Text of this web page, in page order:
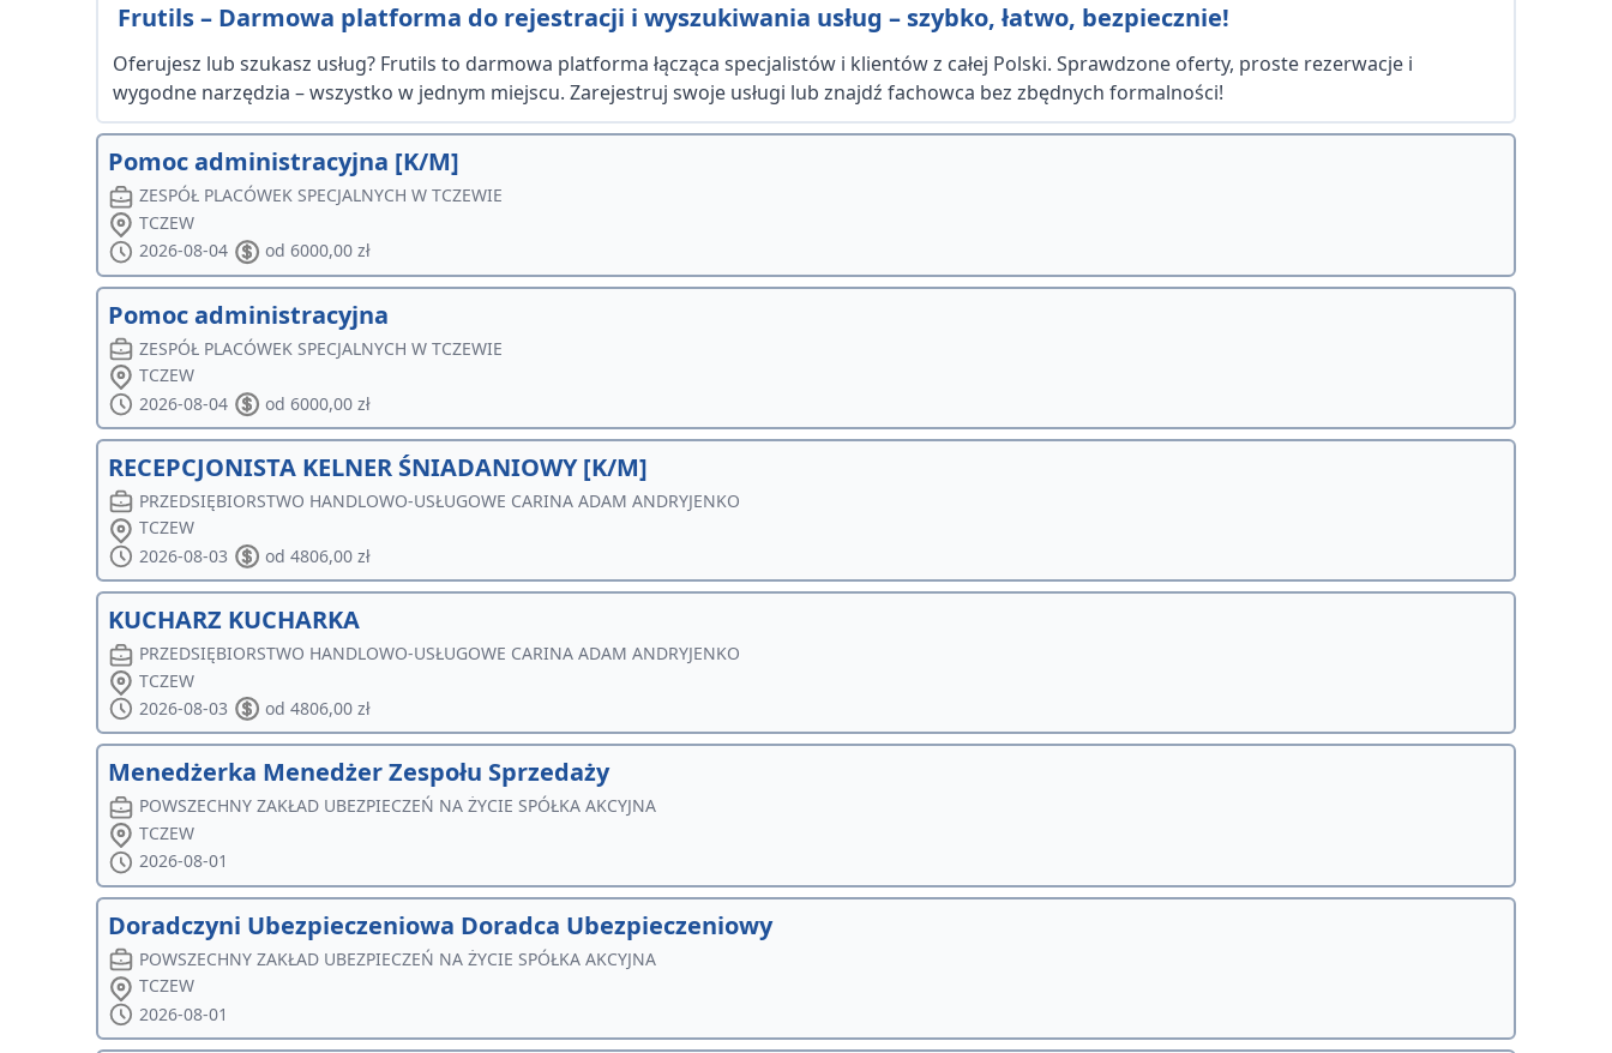
Frutils – Darmowa platforma do rejestracji i wyszukiwania usług – szybko, łatwo, bezpiecznie!
Oferujesz lub szukasz usług? Frutils to darmowa platforma łącząca specjalistów i klientów z całej Polski. Sprawdzone oferty, proste rezerwacje i
wygodne narzędzia – wszystko w jednym miejscu. Zarejestruj swoje usługi lub znajdź fachowca bez zbędnych formalności!
Pomoc administracyjna [K/M]
ZESPÓŁ PLACÓWEK SPECJALNYCH W TCZEWIE
TCZEW
2026-08-04
od 6000,00 zł
Pomoc administracyjna
ZESPÓŁ PLACÓWEK SPECJALNYCH W TCZEWIE
TCZEW
2026-08-04
od 6000,00 zł
RECEPCJONISTA KELNER ŚNIADANIOWY [K/M]
PRZEDSIĘBIORSTWO HANDLOWO-USŁUGOWE CARINA ADAM ANDRYJENKO
TCZEW
2026-08-03
od 4806,00 zł
KUCHARZ KUCHARKA
PRZEDSIĘBIORSTWO HANDLOWO-USŁUGOWE CARINA ADAM ANDRYJENKO
TCZEW
2026-08-03
od 4806,00 zł
Menedżerka Menedżer Zespołu Sprzedaży
POWSZECHNY ZAKŁAD UBEZPIECZEŃ NA ŻYCIE SPÓŁKA AKCYJNA
TCZEW
2026-08-01
Doradczyni Ubezpieczeniowa Doradca Ubezpieczeniowy
POWSZECHNY ZAKŁAD UBEZPIECZEŃ NA ŻYCIE SPÓŁKA AKCYJNA
TCZEW
2026-08-01